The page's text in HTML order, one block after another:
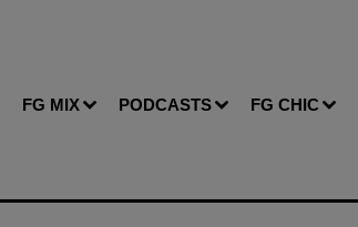
FG MIX PODCASTS FG CHIC